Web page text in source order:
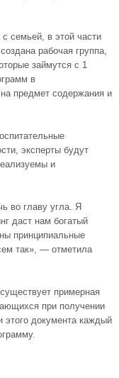
семьей, в этой части
рабочая группа,
займутся с 1
в
предмет содержания и
эксперты будут
и
во главу угла. Я
даст нам богатый
принципиальные
так», — отметила
примерная
при получении
этого документа каждый